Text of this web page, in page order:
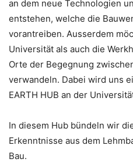
an dem neue Technologien
entstehen, welche die
vorantreiben. Ausserdem
Universität als auch die
Orte der Begegnung
verwandeln. Dabei wird uns
EARTH HUB an der
In diesem Hub bündeln wir
Erkenntnisse aus dem
Bau.